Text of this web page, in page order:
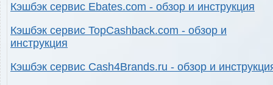
Кэшбэк сервис Ebates.com - обзор и инструкция
Кэшбэк сервис TopCashback.com - обзор и
инструкция
Кэшбэк сервис Cash4Brands.ru - обзор и